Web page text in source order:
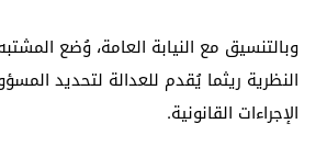
وبالتنسيق مع النيابة العامة، وُضع
النظرية ريثما يُقدم للعدالة لتحديد
الإجراءات القانونية.